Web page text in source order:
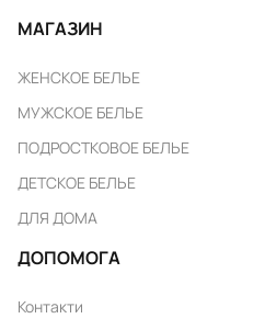
МАГАЗИН
ЖЕНСКОЕ БЕЛЬЕ
МУЖСКОЕ БЕЛЬЕ
ПОДРОСТКОВОЕ БЕЛЬЕ
ДЕТСКОЕ БЕЛЬЕ
ДЛЯ ДОМА
ДОПОМОГА
Контакти